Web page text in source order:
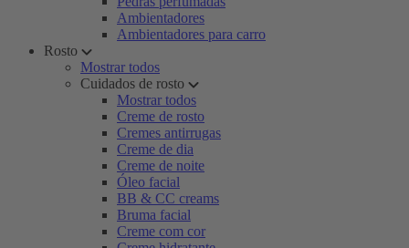
Ambientadores
Ambientadores para carro
Rosto
Mostrar todos
Cuidados de rosto
Mostrar todos
Creme de rosto
Cremes antirrugas
Creme de dia
Creme de noite
Óleo facial
BB & CC creams
Bruma facial
Creme com cor